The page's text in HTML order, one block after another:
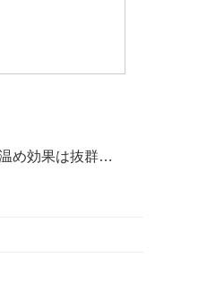
め効果は抜群…